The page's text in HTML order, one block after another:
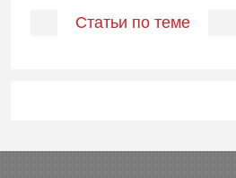
Статьи по теме